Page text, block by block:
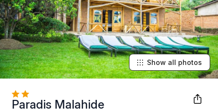
Paradis Malahide
Show all photos